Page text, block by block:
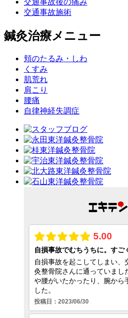
交通事故後の痛み
交通事故施術
鍼灸治療メニュー
頬のたるみ・しわ
くすみ
肌荒れ
肩こり
腰痛
自律神経失調症